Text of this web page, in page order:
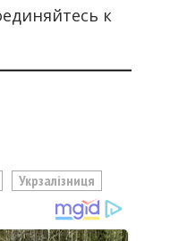
к
Укрзалізниця